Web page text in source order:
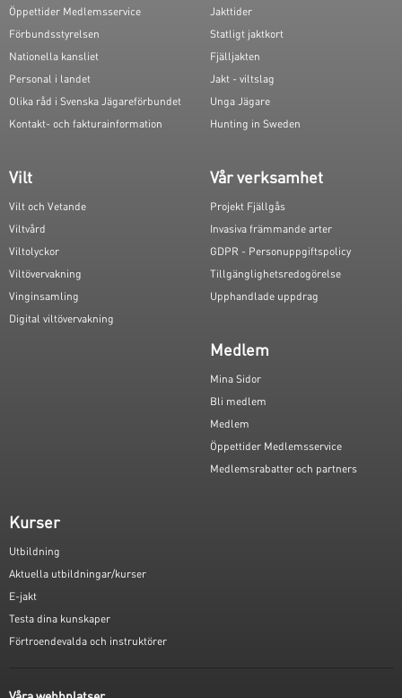
Öppettider Medlemsservice
Förbundsstyrelsen
Nationella kansliet
Personal i landet
Olika råd i Svenska Jägareförbundet
Kontakt- och fakturainformation
Jakttider
Statligt jaktkort
Fjälljakten
Jakt - viltslag
Unga Jägare
Hunting in Sweden
Vilt
Vilt och Vetande
Viltvård
Viltolyckor
Viltövervakning
Vinginsamling
Digital viltövervakning
Vår verksamhet
Projekt Fjällgås
Invasiva främmande arter
GDPR - Personuppgiftspolicy
Tillgänglighetsredogörelse
Upphandlade uppdrag
Medlem
Mina Sidor
Bli medlem
Medlem
Öppettider Medlemsservice
Medlemsrabatter och partners
Kurser
Utbildning
Aktuella utbildningar/kurser
E-jakt
Testa dina kunskaper
Förtroendevalda och instruktörer